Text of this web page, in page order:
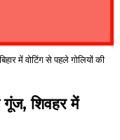
में वोटिंग से पहले गोलियों की
गूंज, शिवहर में